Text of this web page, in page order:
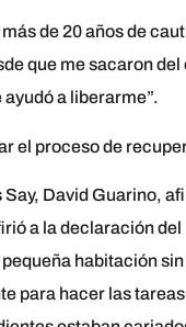
de 20 años de
que me sacaron
a liberarme”.
el proceso de
Say, David Guarino,
a la declaración
habitación
para hacer las